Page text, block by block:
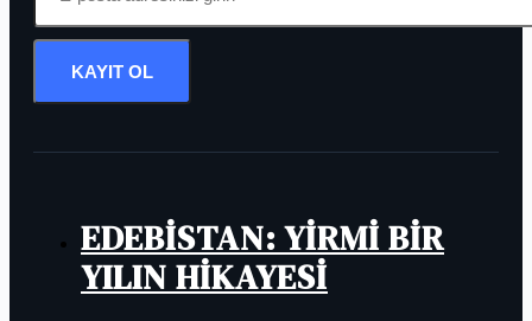
KAYIT OL
EDEBİSTAN: YİRMİ BİR
YILIN HİKAYESİ